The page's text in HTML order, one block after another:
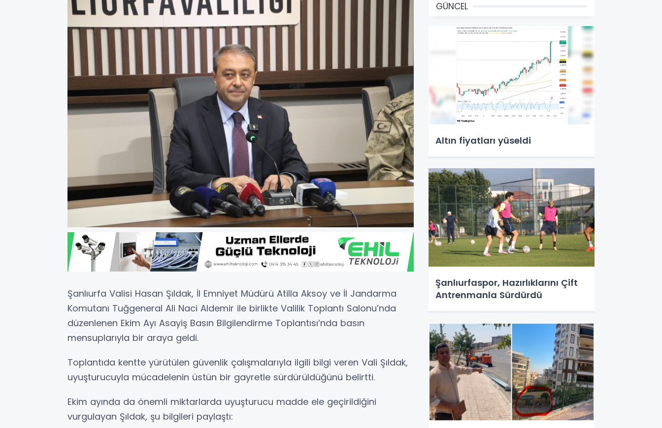
Şanlıurfa Valisi Hasan Şıldak, İl Emniyet Müdürü Atilla Aksoy ve İl Jandarma
Komutanı Tuğgeneral Ali Naci Aldemir ile birlikte Valilik Toplantı Salonu’nda
düzenlenen Ekim Ayı Asayiş Basın Bilgilendirme Toplantısı’nda basın
mensuplarıyla bir araya geldi.
Toplantıda kentte yürütülen güvenlik çalışmalarıyla ilgili bilgi veren Vali Şıldak,
uyuşturucuyla mücadelenin üstün bir gayretle sürdürüldüğünü belirtti.
Ekim ayında da önemli miktarlarda uyuşturucu madde ele geçirildiğini
vurgulayan Şıldak, şu bilgileri paylaştı:
GÜNCEL
Altın fiyatları yüseldi
Şanlıurfaspor, Hazırlıklarını Çift
Antrenmanla Sürdürdü